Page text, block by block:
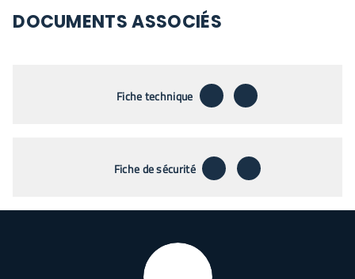
DOCUMENTS ASSOCIÉS
Fiche technique téléchargerenvoyer par
Fiche de sécurité téléchargerenvoyer par